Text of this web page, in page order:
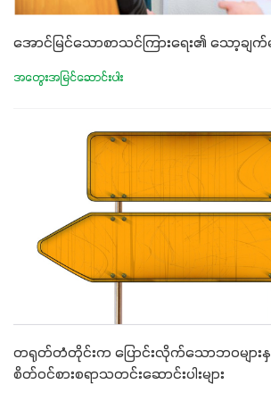
အောင်မြင်သောစာသင်ကြားရေး၏ သော့ချက်မ
အတွေးအမြင်ဆောင်းပါး
တရုတ်တံတိုင်းက ပြောင်းလိုက်သောဘဝမျာ
စိတ်ဝင်စားစရာသတင်းဆောင်းပါးများ